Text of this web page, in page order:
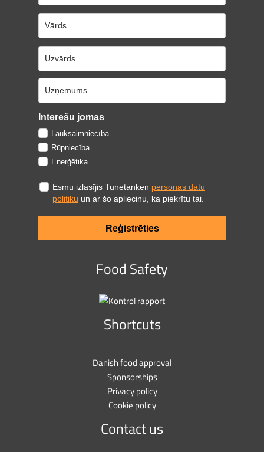
Interešu jomas
Lauksaimniecība
Rūpniecība
Enerģētika
Esmu izlasījis Tunetanken personas datu
politiku un ar šo apliecinu, ka piekrītu tai.
Reģistrēties
Food Safety
Shortcuts
Danish food approval
Sponsorships
Privacy policy
Cookie policy
Contact us